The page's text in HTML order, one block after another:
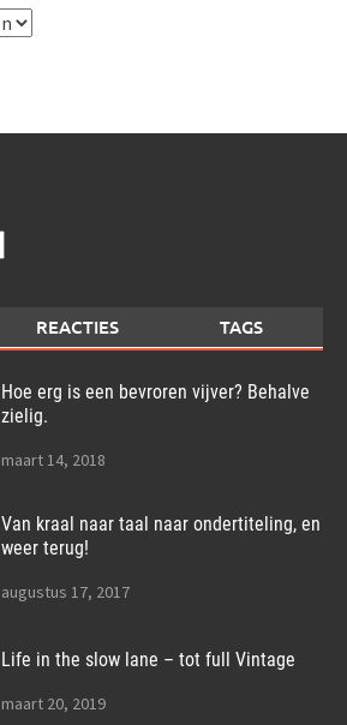
REACTIES TAGS
Hoe erg is een bevroren vijver? Behalve
zielig.
maart 14, 2018
Van kraal naar taal naar ondertiteling, en
weer terug!
augustus 17, 2017
Life in the slow lane – tot full Vintage
maart 20, 2019